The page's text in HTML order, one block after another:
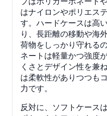
はナイロンやポリエス
す。ハードケースは高
り、長距離の移動や海
荷物をしっかり守れる
ネートは軽量かつ強度
くさとデザイン性を兼
は柔軟性がありつつも
力です。
反対に、ソフトケース